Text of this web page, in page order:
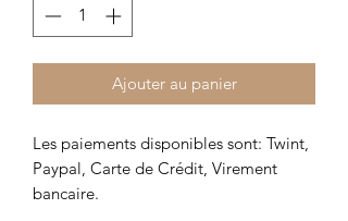
Ajouter au panier
Les paiements disponibles sont: Twint,
Paypal, Carte de Crédit, Virement
bancaire.